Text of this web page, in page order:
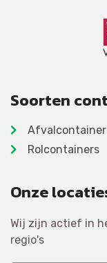
Soorten
Rolcontainers
Onze
Wij zijn actief in
regio's